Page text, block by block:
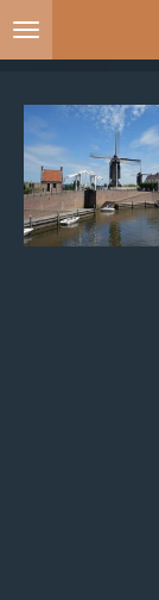
Ga
de
hoofdinhoud